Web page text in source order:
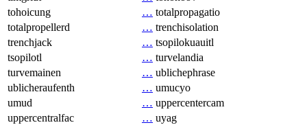
tohoicung
… totalpropagatio
totalpropellerd
… trenchisolation
trenchjack
… tsopilokuauitl
tsopilotl
… turvelandia
turvemainen
… ublichephrase
ublicheraufenth
… umucyo
umud
… uppercentercam
uppercentralfac
… uyag